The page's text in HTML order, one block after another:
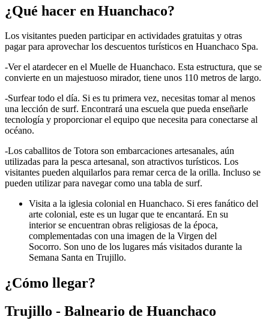
¿Qué hacer en Huanchaco?
Los visitantes pueden participar en actividades gratuitas y otras
pagar para aprovechar los descuentos turísticos en Huanchaco Spa.
-Ver el atardecer en el Muelle de Huanchaco. Esta estructura, que se
convierte en un majestuoso mirador, tiene unos 110 metros de largo.
-Surfear todo el día. Si es tu primera vez, necesitas tomar al menos
una lección de surf. Encontrará una escuela que pueda enseñarle
tecnología y proporcionar el equipo que necesita para conectarse al
océano.
-Los caballitos de Totora son embarcaciones artesanales, aún
utilizadas para la pesca artesanal, son atractivos turísticos. Los
visitantes pueden alquilarlos para remar cerca de la orilla. Incluso se
pueden utilizar para navegar como una tabla de surf.
Visita a la iglesia colonial en Huanchaco. Si eres fanático del
arte colonial, este es un lugar que te encantará. En su
interior se encuentran obras religiosas de la época,
complementadas con una imagen de la Virgen del
Socorro. Son uno de los lugares más visitados durante la
Semana Santa en Trujillo.
¿Cómo llegar?
Trujillo - Balneario de Huanchaco